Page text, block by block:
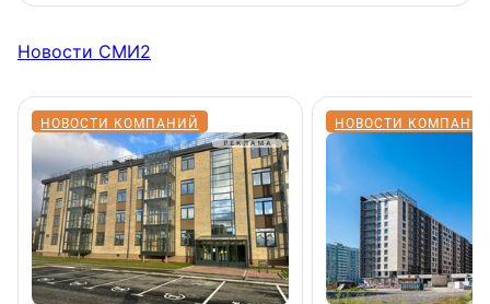
Новости СМИ2
НОВОСТИ КОМПАНИЙ НОВОСТИ